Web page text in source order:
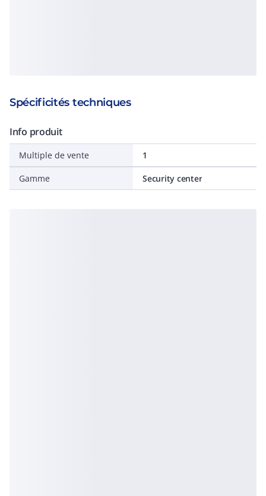
Spécificités techniques
Info produit
Multiple de vente 1
Gamme Security center